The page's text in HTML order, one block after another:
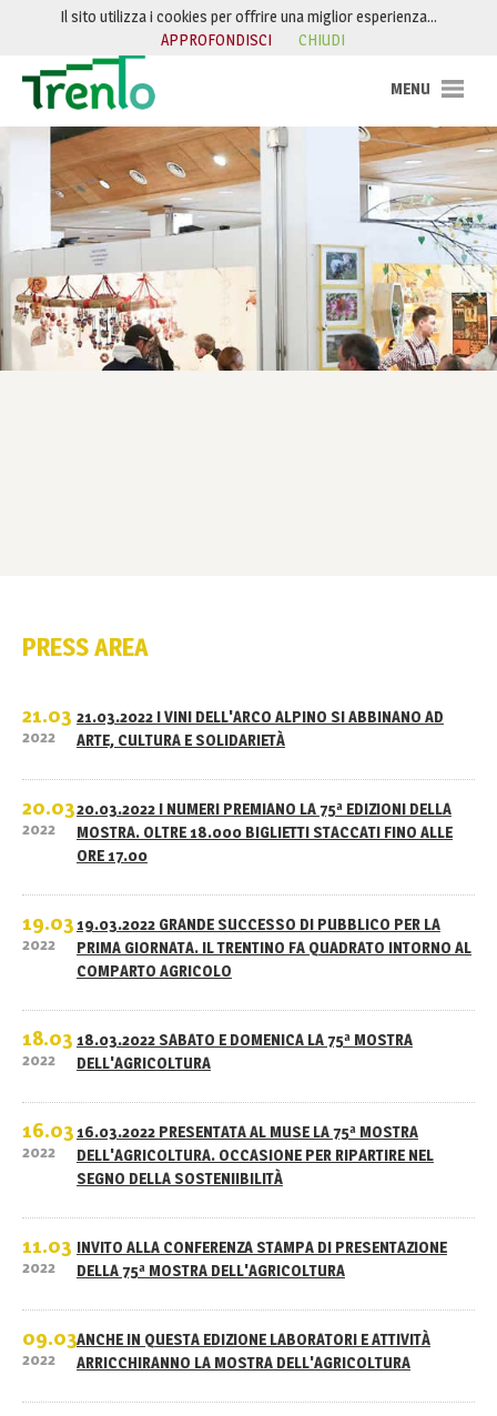
Salta al contenuto
PRESS AREA
21.03
2022
21.03.2022 I VINI DELL'ARCO ALPINO SI ABBINANO AD
ARTE, CULTURA E SOLIDARIETÀ
20.03
2022
20.03.2022 I NUMERI PREMIANO LA 75ª EDIZIONI DELLA
MOSTRA. OLTRE 18.000 BIGLIETTI STACCATI FINO ALLE
ORE 17.00
19.03
2022
19.03.2022 GRANDE SUCCESSO DI PUBBLICO PER LA
PRIMA GIORNATA. IL TRENTINO FA QUADRATO INTORNO AL
COMPARTO AGRICOLO
18.03
2022
18.03.2022 SABATO E DOMENICA LA 75ª MOSTRA
DELL'AGRICOLTURA
16.03
2022
16.03.2022 PRESENTATA AL MUSE LA 75ª MOSTRA
DELL'AGRICOLTURA. OCCASIONE PER RIPARTIRE NEL
SEGNO DELLA SOSTENIIBILITÀ
11.03
2022
INVITO ALLA CONFERENZA STAMPA DI PRESENTAZIONE
DELLA 75ª MOSTRA DELL'AGRICOLTURA
09.03
2022
ANCHE IN QUESTA EDIZIONE LABORATORI E ATTIVITÀ
ARRICCHIRANNO LA MOSTRA DELL'AGRICOLTURA
Il sito utilizza i cookies per offrire una miglior esperienza…
APPROFONDISCI
CHIUDI